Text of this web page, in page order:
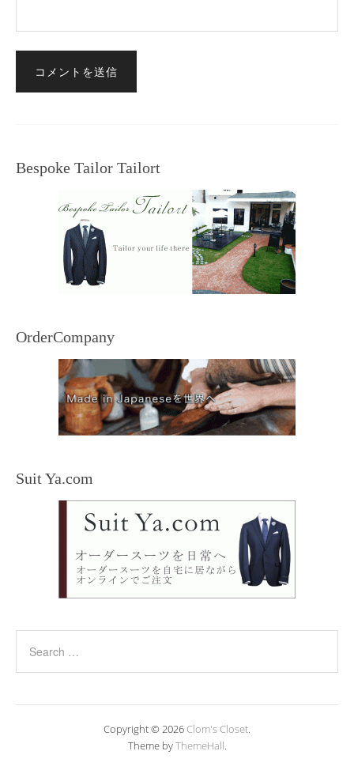
Bespoke Tailor Tailort
OrderCompany
Suit Ya.com
Copyright © 2026 Clom's Closet.
Theme byThemeHall.